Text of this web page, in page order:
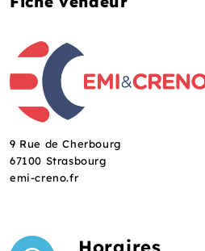
9 Rue de Cherbourg
67100 Strasbourg
emi-creno.fr